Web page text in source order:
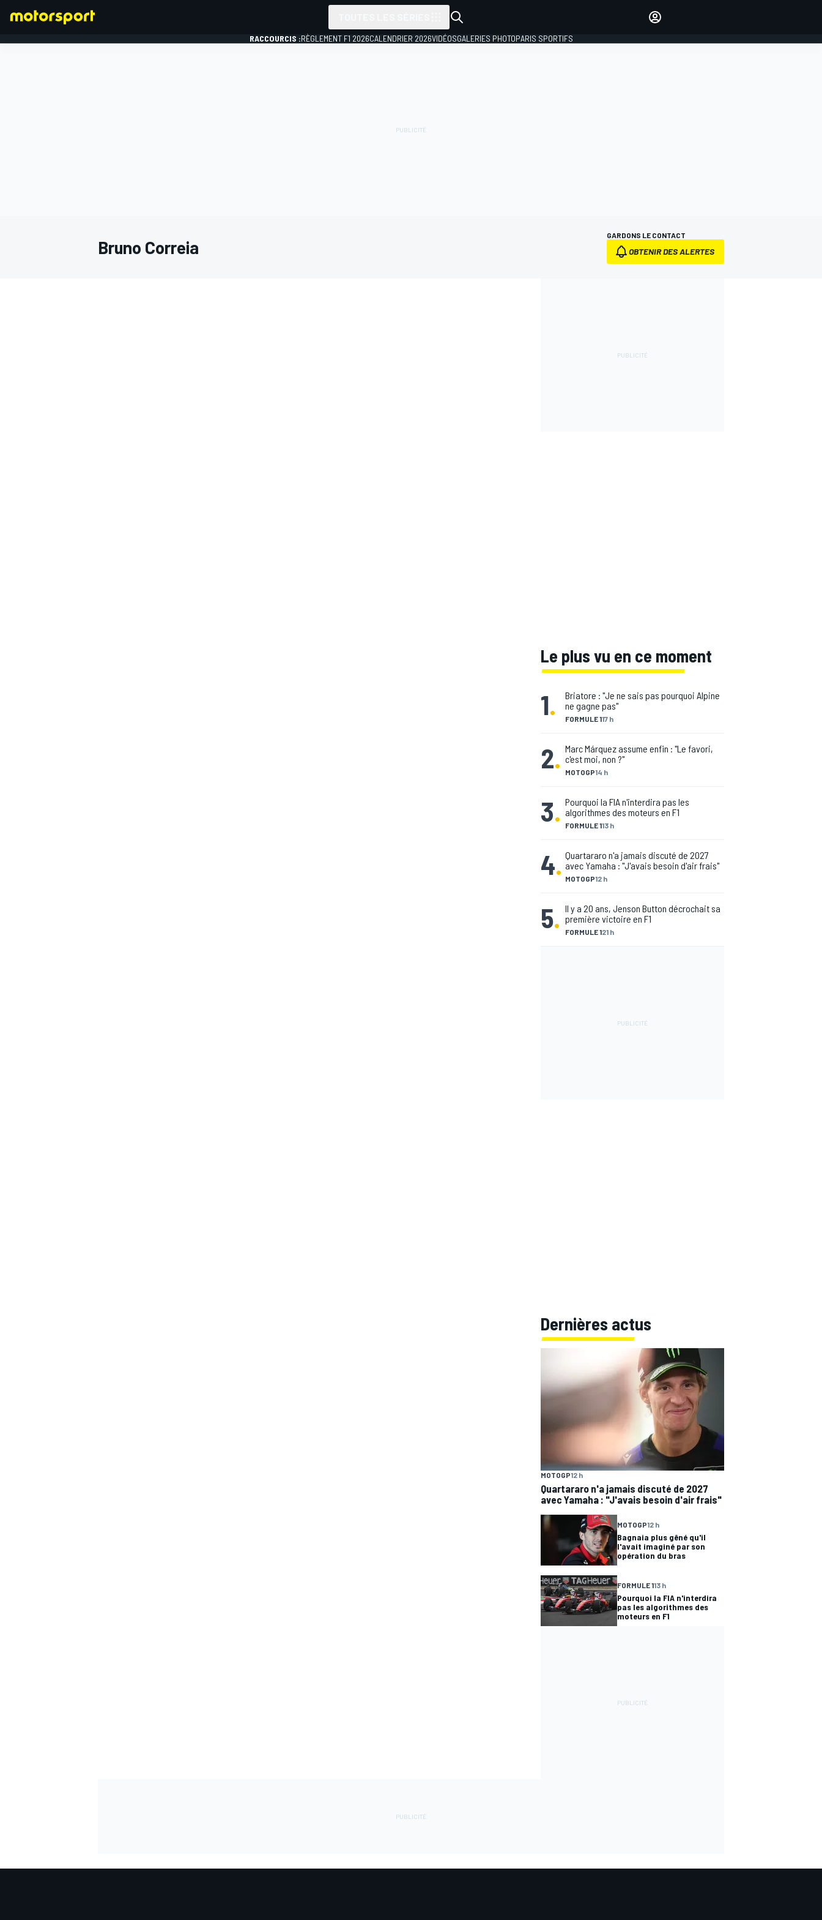
RACCOURCIS :RÈGLEMENT F1 2026CALENDRIER 2026VIDÉOSGALERIES PHOTOPARIS SPORTIFS
Bruno Correia
GARDONS LE CONTACT
OBTENIR DES ALERTES
Le plus vu en ce moment
1. FORMULE 117 h
Briatore : "Je ne sais pas pourquoi Alpine
ne gagne pas"
2. MOTOGP14 h
Marc Márquez assume enfin : "Le favori,
c'est moi, non ?"
3. FORMULE 113 h
Pourquoi la FIA n'interdira pas les
algorithmes des moteurs en F1
4. MOTOGP12 h
Quartararo n'a jamais discuté de 2027
avec Yamaha : "J'avais besoin d'air frais"
5. FORMULE 121 h
Il y a 20 ans, Jenson Button décrochait sa
première victoire en F1
Dernières actus
MOTOGP12 h
Quartararo n'a jamais discuté de 2027
avec Yamaha : "J'avais besoin d'air frais"
MOTOGP12 h
Bagnaia plus gêné qu'il
l'avait imaginé par son
opération du bras
FORMULE 113 h
Pourquoi la FIA n'interdira
pas les algorithmes des
moteurs en F1